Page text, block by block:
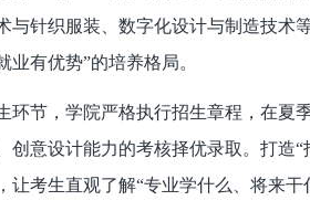
与针织服装、数字化设计与制造技术
业有优势”的培养格局。
环节，学院严格执行招生章程，在夏
创意设计能力的考核择优录取。打造
让考生直观了解“专业学什么、将来